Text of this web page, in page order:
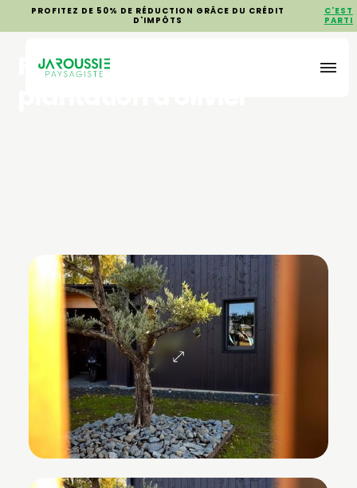
PROFITEZ DE 50% DE RÉDUCTION GRÂCE DU CRÉDIT
D'IMPÔTS
C'EST
PARTI
Pose de clôture et